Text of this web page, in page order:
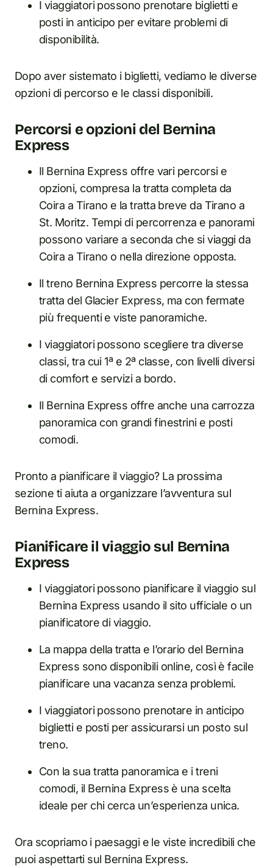
I viaggiatori possono prenotare biglietti e
posti in anticipo per evitare problemi di
disponibilità.
Dopo aver sistemato i biglietti, vediamo le diverse
opzioni di percorso e le classi disponibili.
Percorsi e opzioni del Bernina
Express
Il Bernina Express offre vari percorsi e
opzioni, compresa la tratta completa da
Coira a Tirano e la tratta breve da Tirano a
St. Moritz. Tempi di percorrenza e panorami
possono variare a seconda che si viaggi da
Coira a Tirano o nella direzione opposta.
Il treno Bernina Express percorre la stessa
tratta del Glacier Express, ma con fermate
più frequenti e viste panoramiche.
I viaggiatori possono scegliere tra diverse
classi, tra cui 1ª e 2ª classe, con livelli diversi
di comfort e servizi a bordo.
Il Bernina Express offre anche una carrozza
panoramica con grandi finestrini e posti
comodi.
Pronto a pianificare il viaggio? La prossima
sezione ti aiuta a organizzare l’avventura sul
Bernina Express.
Pianificare il viaggio sul Bernina
Express
I viaggiatori possono pianificare il viaggio sul
Bernina Express usando il sito ufficiale o un
pianificatore di viaggio.
La mappa della tratta e l’orario del Bernina
Express sono disponibili online, così è facile
pianificare una vacanza senza problemi.
I viaggiatori possono prenotare in anticipo
biglietti e posti per assicurarsi un posto sul
treno.
Con la sua tratta panoramica e i treni
comodi, il Bernina Express è una scelta
ideale per chi cerca un’esperienza unica.
Ora scopriamo i paesaggi e le viste incredibili che
puoi aspettarti sul Bernina Express.